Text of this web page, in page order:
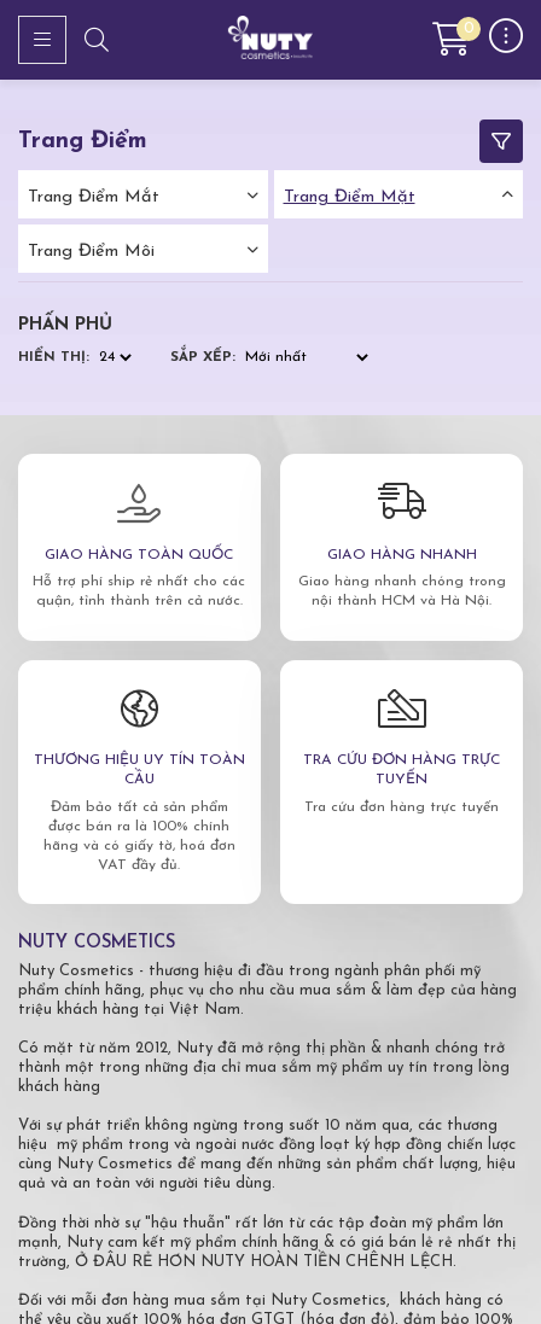
0
Trang Điểm
Trang Điểm Mắt Trang Điểm Mặt
Trang Điểm Môi
PHẤN PHỦ
HIỂN THỊ: SẮP XẾP:
GIAO HÀNG TOÀN QUỐC
Hỗ trợ phí ship rẻ nhất cho các
quận, tỉnh thành trên cả nước.
GIAO HÀNG NHANH
Giao hàng nhanh chóng trong
nội thành HCM và Hà Nội.
THƯƠNG HIỆU UY TÍN TOÀN
CẦU
Đảm bảo tất cả sản phẩm
được bán ra là 100% chính
hãng và có giấy tờ, hoá đơn
VAT đầy đủ.
TRA CỨU ĐƠN HÀNG TRỰC
TUYẾN
Tra cứu đơn hàng trực tuyến
NUTY COSMETICS
Nuty Cosmetics - thương hiệu đi đầu trong ngành phân phối mỹ
phẩm chính hãng, phục vụ cho nhu cầu mua sắm & làm đẹp của hàng
triệu khách hàng tại Việt Nam.
Có mặt từ năm 2012, Nuty đã mở rộng thị phần & nhanh chóng trở
thành một trong những địa chỉ mua sắm mỹ phẩm uy tín trong lòng
khách hàng
Với sự phát triển không ngừng trong suốt 10 năm qua, các thương
hiệu mỹ phẩm trong và ngoài nước đồng loạt ký hợp đồng chiến lược
cùng Nuty Cosmetics để mang đến những sản phẩm chất lượng, hiệu
quả và an toàn với người tiêu dùng.
Đồng thời nhờ sự "hậu thuẫn" rất lớn từ các tập đoàn mỹ phẩm lớn
mạnh, Nuty cam kết mỹ phẩm chính hãng & có giá bán lẻ rẻ nhất thị
trường, Ở ĐÂU RẺ HƠN NUTY HOÀN TIỀN CHÊNH LỆCH.
Đối với mỗi đơn hàng mua sắm tại Nuty Cosmetics, khách hàng có
thể yêu cầu xuất 100% hóa đơn GTGT (hóa đơn đỏ), đảm bảo 100%